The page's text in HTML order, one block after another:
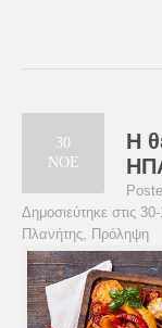
30
ΝΟΕ
Η
Δημοσιεύτηκε στις
Πλανήτης, Πρόληψη